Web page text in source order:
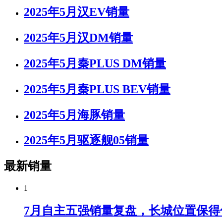
2025年5月汉EV销量
2025年5月汉DM销量
2025年5月秦PLUS DM销量
2025年5月秦PLUS BEV销量
2025年5月海豚销量
2025年5月驱逐舰05销量
最新销量
1
7月自主五强销量复盘，长城位置保